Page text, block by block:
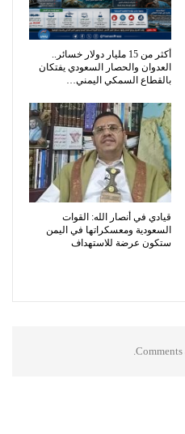
أكثر من 15 مليار دولار خسائر..
العدوان والحصار السعودي يفتكان
بالقطاع السمكي اليمني…
قيادي في أنصار الله: القوات
السعودية ومعسكراتها في اليمن
ستكون عرضة للاستهداف
Comments